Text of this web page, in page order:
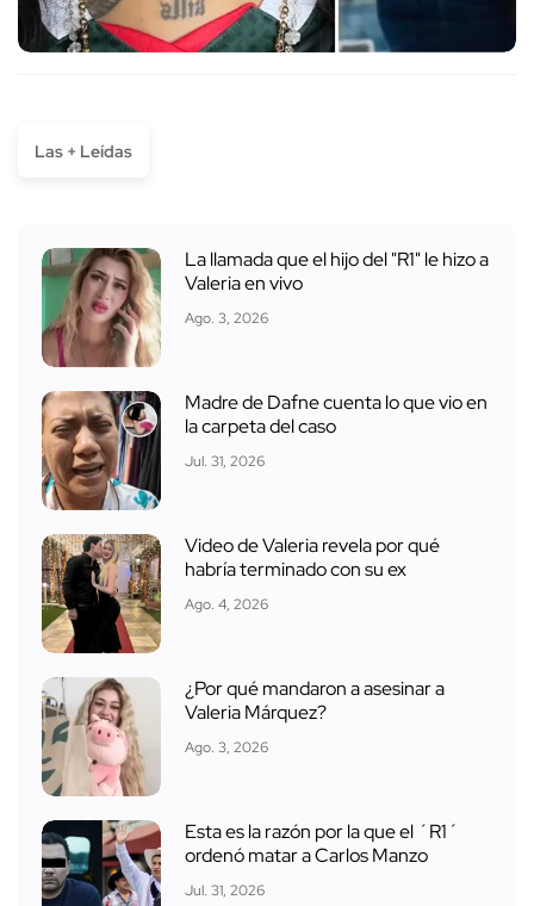
Las + Leídas
La llamada que el hijo del "R1" le hizo a
Valeria en vivo
Ago. 3, 2026
Madre de Dafne cuenta lo que vio en
la carpeta del caso
Jul. 31, 2026
Video de Valeria revela por qué
habría terminado con su ex
Ago. 4, 2026
¿Por qué mandaron a asesinar a
Valeria Márquez?
Ago. 3, 2026
Esta es la razón por la que el ´R1´
ordenó matar a Carlos Manzo
Jul. 31, 2026